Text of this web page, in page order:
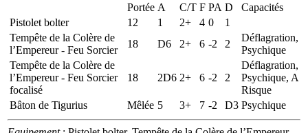
Portée A C/T F PA D
Capacités
Pistolet bolter
12 1 2+ 4 0
1
Tempête de la Colère de
l’Empereur - Feu Sorcier
18 D6 2+ 6 -2 2
Déflagration,
Psychique
Tempête de la Colère de
l’Empereur - Feu Sorcier
focalisé
18 2D6 2+ 6 -2 2
Déflagration,
Psychique, A
Risque
Bâton de Tigurius
Mêlée 5 3+ 7 -2 D3 Psychique